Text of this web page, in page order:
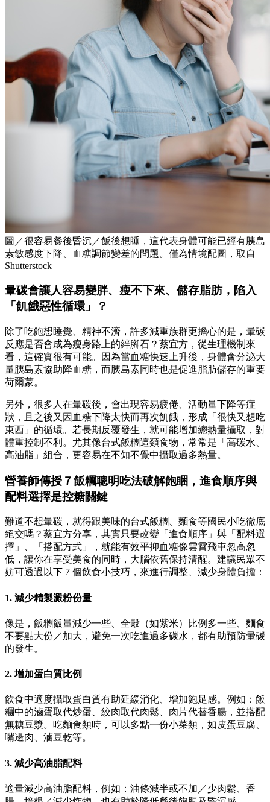
圖／很容易餐後昏沉／飯後想睡，這代表身體可能已經有胰島
素敏感度下降、血糖調節變差的問題。僅為情境配圖，取自
Shutterstock
暈碳會讓人容易變胖、瘦不下來、儲存脂肪，陷入
「飢餓惡性循環」？
除了吃飽想睡覺、精神不濟，許多減重族群更擔心的是，暈碳
反應是否會成為瘦身路上的絆腳石？蔡宜方，從生理機制來
看，這確實很有可能。因為當血糖快速上升後，身體會分泌大
量胰島素協助降血糖，而胰島素同時也是促進脂肪儲存的重要
荷爾蒙。
另外，很多人在暈碳後，會出現容易疲倦、活動量下降等症
狀，且之後又因血糖下降太快而再次飢餓，形成「很快又想吃
東西」的循環。若長期反覆發生，就可能增加總熱量攝取，對
體重控制不利。尤其像台式飯糰這類食物，常常是「高碳水、
高油脂」組合，更容易在不知不覺中攝取過多熱量。
營養師傳授７飯糰聰明吃法破解飽睏，進食順序與
配料選擇是控糖關鍵
難道不想暈碳，就得跟美味的台式飯糰、麵食等國民小吃徹底
絕交嗎？蔡宜方分享，其實只要改變「進食順序」與「配料選
擇」、「搭配方式」，就能有效平抑血糖像雲霄飛車忽高忽
低，讓你在享受美食的同時，大腦依舊保持清醒。建議民眾不
妨可透過以下 7 個飲食小技巧，來進行調整、減少身體負擔：
1. 減少精製澱粉份量
像是，飯糰飯量減少一些、全穀（如紫米）比例多一些、麵食
不要點大份／加大，避免一次吃進過多碳水，都有助預防暈碳
的發生。
2. 增加蛋白質比例
飲食中適度攝取蛋白質有助延緩消化、增加飽足感。例如：飯
糰中的滷蛋取代炒蛋、絞肉取代肉鬆、肉片代替香腸，並搭配
無糖豆漿。吃麵食類時，可以多點一份小菜類，如皮蛋豆腐、
嘴邊肉、滷豆乾等。
3. 減少高油脂配料
適量減少高油脂配料，例如：油條減半或不加／少肉鬆、香